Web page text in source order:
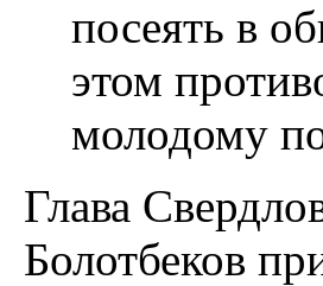
посеять в
этом
молодому
Глава
Болотбеков